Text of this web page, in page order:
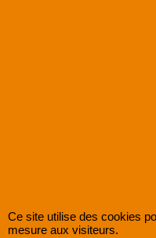
comme le
Ce site utilise des cookies
mesure aux visiteurs.